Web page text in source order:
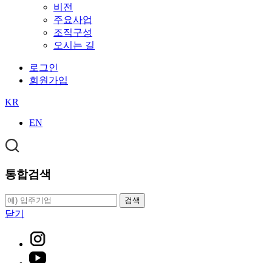
비전
주요사업
조직구성
오시는 길
로그인
회원가입
KR
EN
통합검색
검색
닫기